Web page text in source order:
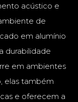
acústico e
de
em alumínio
durabilidade
em ambientes
elas também
e oferecem a